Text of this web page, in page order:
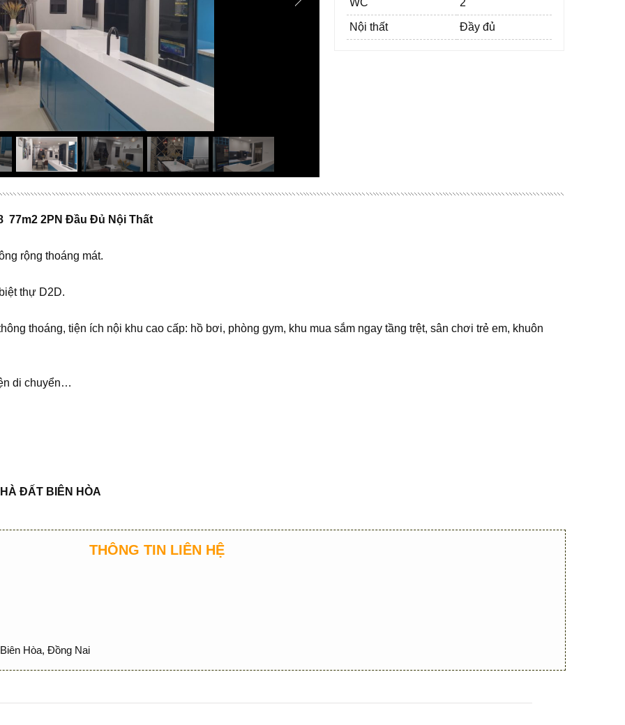
WC 2
Nội thất Đầy đủ
77m2 2PN Đầu Đủ Nội Thất
rộng thoáng mát.
thự D2D.
thoáng, tiện ích nội khu cao cấp: hồ bơi, phòng gym, khu mua sắm ngay tầng trệt, sân chơi trẻ em, khuôn
di chuyển…
ĐẤT BIÊN HÒA
THÔNG TIN LIÊN HỆ
Hòa, Đồng Nai